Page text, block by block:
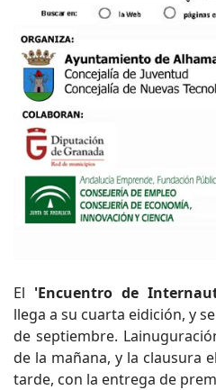
El 'Encuentro de
llega a su cuarta eidición, y
de septiembre.
de la mañana, y la clausura
tarde, con la entrega de